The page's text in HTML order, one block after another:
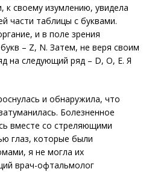
к своему изумлению, увидела
части таблицы с буквами.
и в поле зрения
– Z, N. Затем, не веря своим
на следующий ряд – D, O, E. Я
и обнаружила, что
Болезненное
вместе со стреляющими
глаз, которые были
я не могла их
врач-офтальмолог